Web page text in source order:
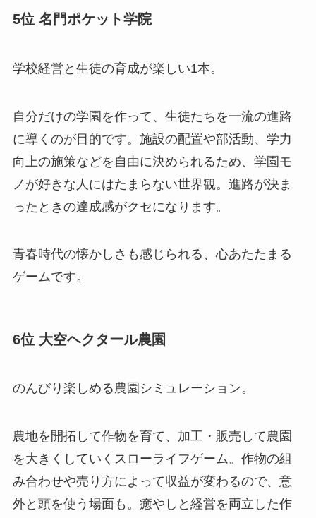
5位 名門ポケット学院
学校経営と生徒の育成が楽しい1本。
自分だけの学園を作って、生徒たちを一流の進路
に導くのが目的です。施設の配置や部活動、学力
向上の施策などを自由に決められるため、学園モ
ノが好きな人にはたまらない世界観。進路が決ま
ったときの達成感がクセになります。
青春時代の懐かしさも感じられる、心あたたまる
ゲームです。
6位 大空ヘクタール農園
のんびり楽しめる農園シミュレーション。
農地を開拓して作物を育て、加工・販売して農園
を大きくしていくスローライフゲーム。作物の組
み合わせや売り方によって収益が変わるので、意
外と頭を使う場面も。癒やしと経営を両立した作